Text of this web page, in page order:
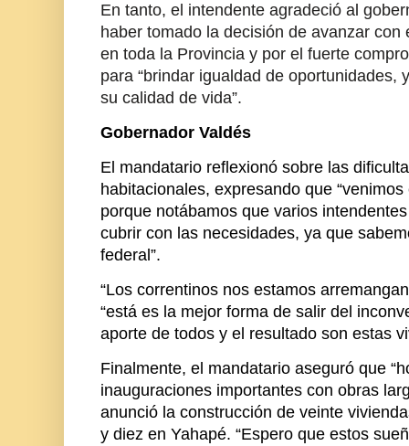
En tanto, el intendente agradeció al
haber tomado la decisión de avanzar
en toda la Provincia y por el fuerte
para “brindar igualdad de oportunidades,
su calidad de vida”.
Gobernador Valdés
El mandatario reflexionó sobre las
habitacionales, expresando que
porque notábamos que varios
cubrir con las necesidades, ya que
federal”.
“Los correntinos nos estamos
“está es la mejor forma de salir del
aporte de todos y el resultado son estas
Finalmente, el mandatario aseguró que
inauguraciones importantes con obras
anunció la construcción de veinte
y diez en Yahapé. “Espero que estos